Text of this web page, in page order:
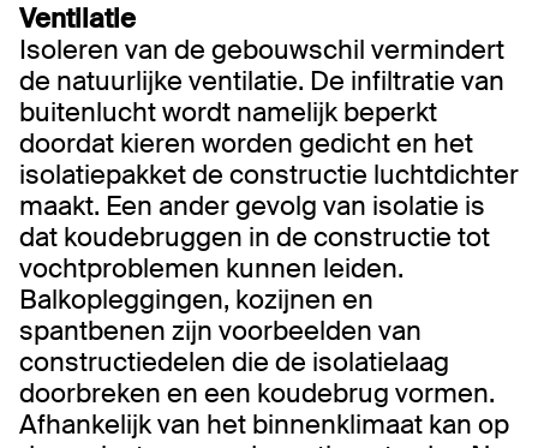
Ventilatie
Isoleren van de gebouwschil vermindert
de natuurlijke ventilatie. De infiltratie van
buitenlucht wordt namelijk beperkt
doordat kieren worden gedicht en het
isolatiepakket de constructie luchtdichter
maakt. Een ander gevolg van isolatie is
dat koudebruggen in de constructie tot
vochtproblemen kunnen leiden.
Balkopleggingen, kozijnen en
spantbenen zijn voorbeelden van
constructiedelen die de isolatielaag
doorbreken en een koudebrug vormen.
Afhankelijk van het binnenklimaat kan op